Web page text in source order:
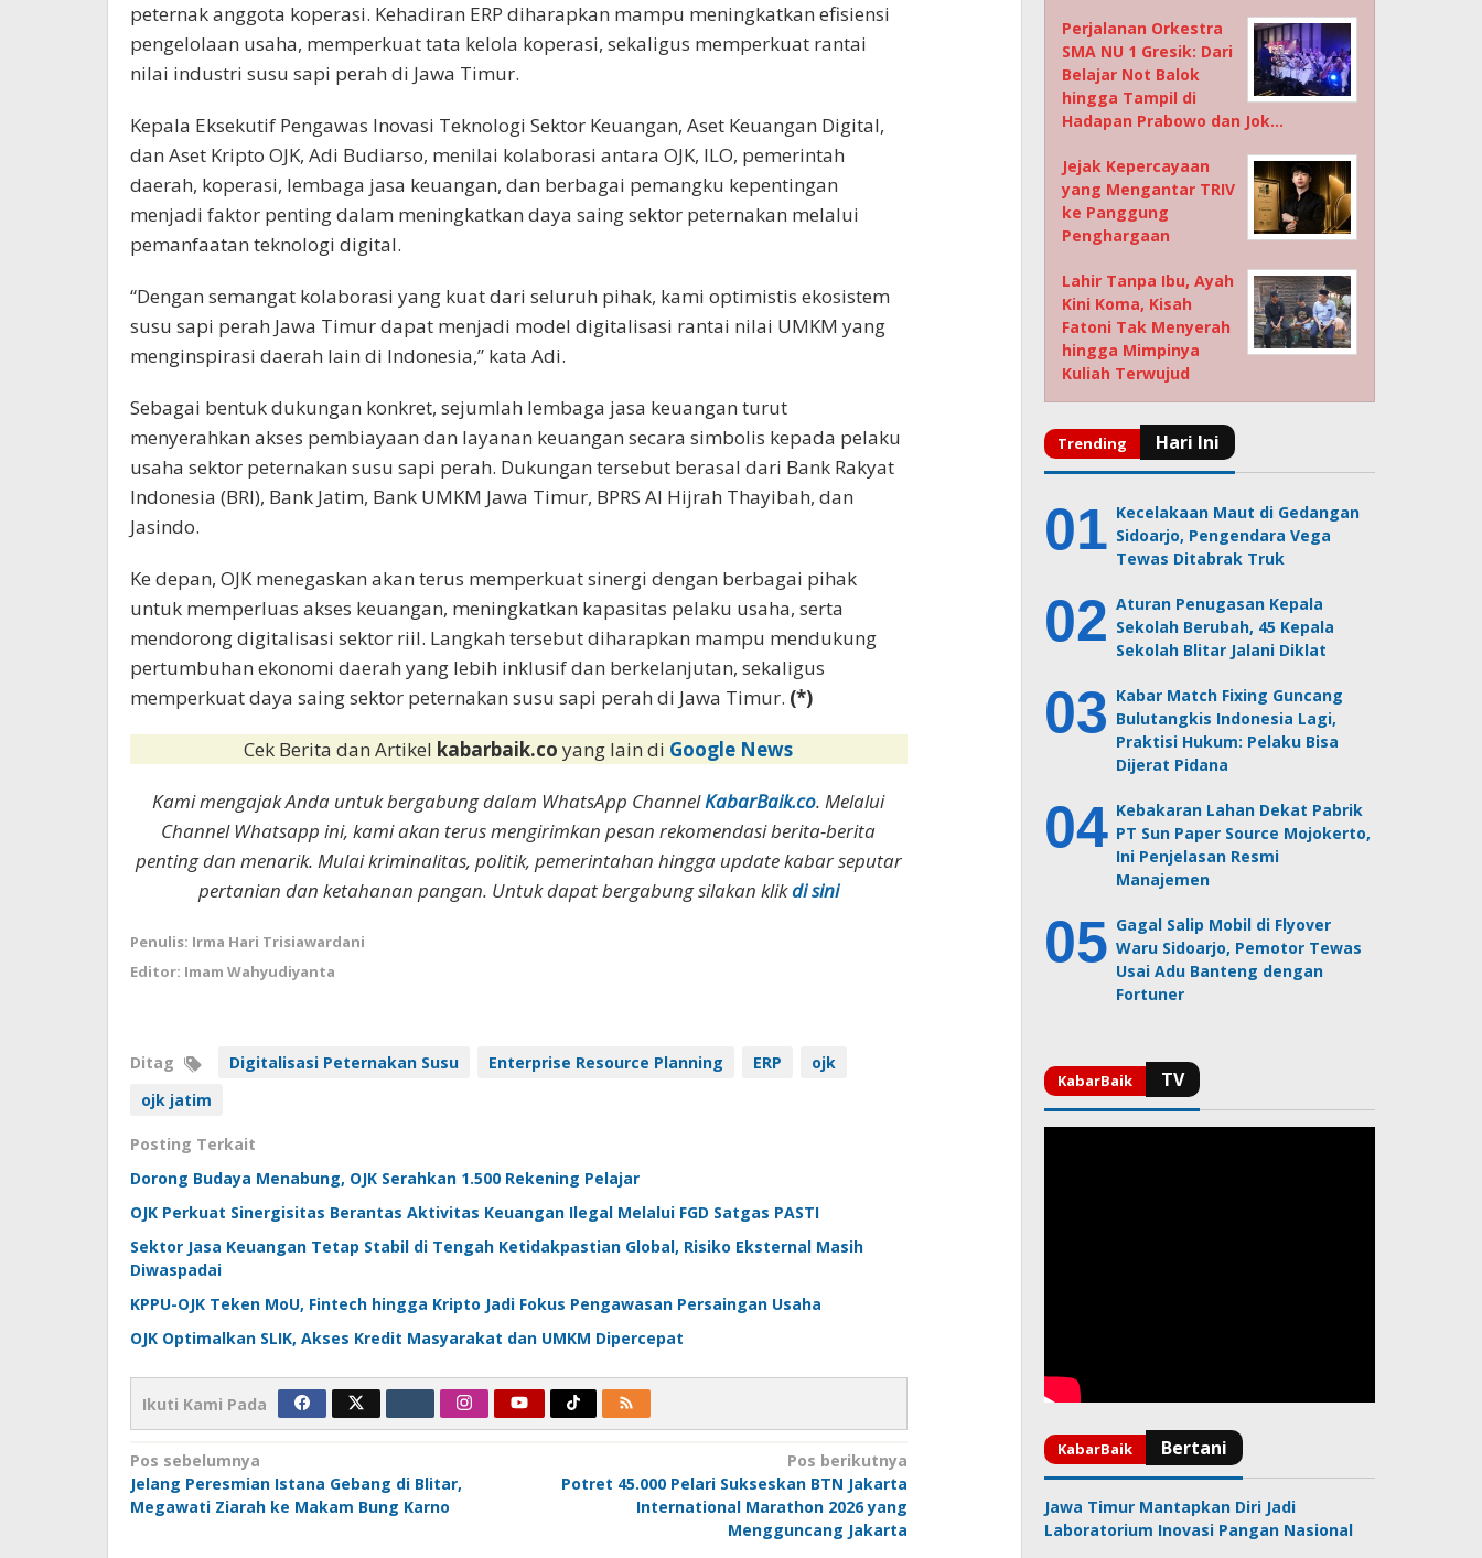
peternak anggota koperasi. Kehadiran ERP diharapkan mampu meningkatkan efisiensi
pengelolaan usaha, memperkuat tata kelola koperasi, sekaligus memperkuat rantai
nilai industri susu sapi perah di Jawa Timur.
Kepala Eksekutif Pengawas Inovasi Teknologi Sektor Keuangan, Aset Keuangan Digital,
dan Aset Kripto OJK, Adi Budiarso, menilai kolaborasi antara OJK, ILO, pemerintah
daerah, koperasi, lembaga jasa keuangan, dan berbagai pemangku kepentingan
menjadi faktor penting dalam meningkatkan daya saing sektor peternakan melalui
pemanfaatan teknologi digital.
“Dengan semangat kolaborasi yang kuat dari seluruh pihak, kami optimistis ekosistem
susu sapi perah Jawa Timur dapat menjadi model digitalisasi rantai nilai UMKM yang
menginspirasi daerah lain di Indonesia,” kata Adi.
Sebagai bentuk dukungan konkret, sejumlah lembaga jasa keuangan turut
menyerahkan akses pembiayaan dan layanan keuangan secara simbolis kepada pelaku
usaha sektor peternakan susu sapi perah. Dukungan tersebut berasal dari Bank Rakyat
Indonesia (BRI), Bank Jatim, Bank UMKM Jawa Timur, BPRS Al Hijrah Thayibah, dan
Jasindo.
Ke depan, OJK menegaskan akan terus memperkuat sinergi dengan berbagai pihak
untuk memperluas akses keuangan, meningkatkan kapasitas pelaku usaha, serta
mendorong digitalisasi sektor riil. Langkah tersebut diharapkan mampu mendukung
pertumbuhan ekonomi daerah yang lebih inklusif dan berkelanjutan, sekaligus
memperkuat daya saing sektor peternakan susu sapi perah di Jawa Timur. (*)
Cek Berita dan Artikel kabarbaik.coyang lain di Google News
Kami mengajak Anda untuk bergabung dalam WhatsApp ChannelKabarBaik.co. Melalui
Channel Whatsapp ini, kami akan terus mengirimkan pesan rekomendasi berita-berita
penting dan menarik. Mulai kriminalitas, politik, pemerintahan hingga update kabar seputar
pertanian dan ketahanan pangan. Untuk dapat bergabung silakan klikdi sini
Penulis: Irma Hari Trisiawardani
Editor: Imam Wahyudiyanta
Ditag Digitalisasi Peternakan Susu Enterprise Resource Planning ERP
ojk
ojk jatim
Posting Terkait
Dorong Budaya Menabung, OJK Serahkan 1.500 Rekening Pelajar
OJK Perkuat Sinergisitas Berantas Aktivitas Keuangan Ilegal Melalui FGD Satgas PASTI
Sektor Jasa Keuangan Tetap Stabil di Tengah Ketidakpastian Global, Risiko Eksternal Masih
Diwaspadai
KPPU-OJK Teken MoU, Fintech hingga Kripto Jadi Fokus Pengawasan Persaingan Usaha
OJK Optimalkan SLIK, Akses Kredit Masyarakat dan UMKM Dipercepat
Ikuti Kami Pada
Navigasi
pos
Pos sebelumnya
Jelang Peresmian Istana Gebang di Blitar,
Megawati Ziarah ke Makam Bung Karno
Pos berikutnya
Potret 45.000 Pelari Sukseskan BTN Jakarta
International Marathon 2026 yang
Mengguncang Jakarta
Perjalanan Orkestra
SMA NU 1 Gresik: Dari
Belajar Not Balok
hingga Tampil di
Hadapan Prabowo dan Jok…
Jejak Kepercayaan
yang Mengantar TRIV
ke Panggung
Penghargaan
Lahir Tanpa Ibu, Ayah
Kini Koma, Kisah
Fatoni Tak Menyerah
hingga Mimpinya
Kuliah Terwujud
Kecelakaan Maut di Gedangan
Sidoarjo, Pengendara Vega
Tewas Ditabrak Truk
Aturan Penugasan Kepala
Sekolah Berubah, 45 Kepala
Sekolah Blitar Jalani Diklat
Kabar Match Fixing Guncang
Bulutangkis Indonesia Lagi,
Praktisi Hukum: Pelaku Bisa
Dijerat Pidana
Kebakaran Lahan Dekat Pabrik
PT Sun Paper Source Mojokerto,
Ini Penjelasan Resmi
Manajemen
Gagal Salip Mobil di Flyover
Waru Sidoarjo, Pemotor Tewas
Usai Adu Banteng dengan
Fortuner
Jawa Timur Mantapkan Diri Jadi
Laboratorium Inovasi Pangan Nasional